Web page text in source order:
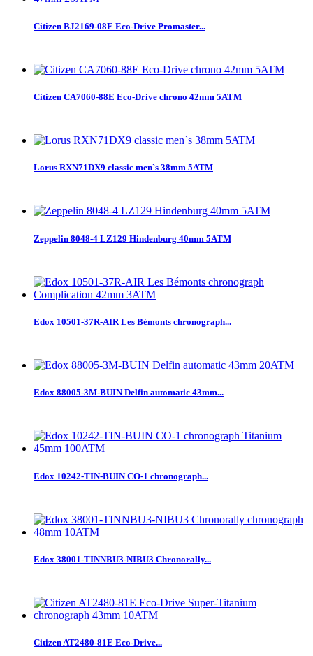
Citizen BJ2169-08E Eco-Drive Promaster...
Citizen CA7060-88E Eco-Drive chrono 42mm 5ATM
Lorus RXN71DX9 classic men`s 38mm 5ATM
Zeppelin 8048-4 LZ129 Hindenburg 40mm 5ATM
Edox 10501-37R-AIR Les Bémonts chronograph...
Edox 88005-3M-BUIN Delfin automatic 43mm...
Edox 10242-TIN-BUIN CO-1 chronograph...
Edox 38001-TINNBU3-NIBU3 Chronorally...
Citizen AT2480-81E Eco-Drive...